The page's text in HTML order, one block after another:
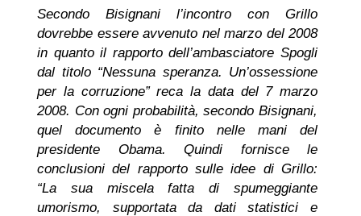
Secondo Bisignani l’incontro con Grillo
dovrebbe essere avvenuto nel marzo del 2008
in quanto il rapporto dell’ambasciatore Spogli
dal titolo “Nessuna speranza. Un’ossessione
per la corruzione” reca la data del 7 marzo
2008. Con ogni probabilità, secondo Bisignani,
quel documento è finito nelle mani del
presidente Obama. Quindi fornisce le
conclusioni del rapporto sulle idee di Grillo:
“La sua miscela fatta di spumeggiante
umorismo, supportata da dati statistici e